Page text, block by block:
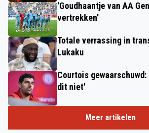
'Goudhaantje van AA
vertrekken'
Totale verrassing in
Lukaku
Courtois
dit niet'
Meer artikelen